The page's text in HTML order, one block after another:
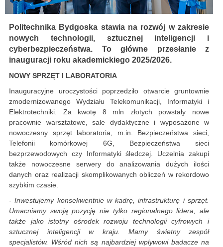
Politechnika Bydgoska stawia na rozwój w zakresie
nowych technologii, sztucznej inteligencji i
cyberbezpieczeństwa. To główne przesłanie z
inauguracji roku akademickiego 2025/2026.
NOWY SPRZĘT I LABORATORIA
Inauguracyjne uroczystości poprzedziło otwarcie gruntownie
zmodernizowanego Wydziału Telekomunikacji, Informatyki i
Elektrotechniki. Za kwotę 8 mln złotych powstały nowe
pracownie warsztatowe, sale dydaktyczne i wyposażone w
nowoczesny sprzęt laboratoria, m.in. Bezpieczeństwa sieci,
Telefonii komórkowej 6G, Bezpieczeństwa sieci
bezprzewodowych czy Informatyki śledczej. Uczelnia zakupi
także nowoczesne serwery do analizowania dużych ilości
danych oraz realizacji skomplikowanych obliczeń w rekordowo
szybkim czasie.
- Inwestujemy konsekwentnie w kadrę, infrastrukturę i sprzęt.
Umacniamy swoją pozycję nie tylko regionalnego lidera, ale
także jako istotny ośrodek rozwoju technologii cyfrowych i
sztucznej inteligencji w kraju. Mamy świetny zespół
specjalistów. Wśród nich są najbardziej wpływowi badacze na